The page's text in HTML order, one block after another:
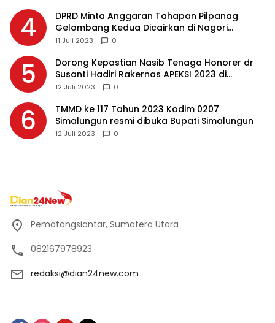
4
DPRD Minta Anggaran Tahapan Pilpanag
Gelombang Kedua Dicairkan di Nagori
Masing-masing, Ini Alasannya…
11 Juli 2023 0
5
Dorong Kepastian Nasib Tenaga Honorer dr
Susanti Hadiri Rakernas APEKSI 2023 di
Makassar
12 Juli 2023 0
6
TMMD ke 117 Tahun 2023 Kodim 0207
Simalungun resmi dibuka Bupati Simalungun
12 Juli 2023 0
Pematangsiantar, Sumatera Utara
082167978923
redaksi@dian24new.com